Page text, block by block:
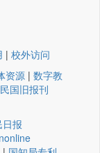
| 校外访问
资源 | 数字教
民国旧报刊
日报